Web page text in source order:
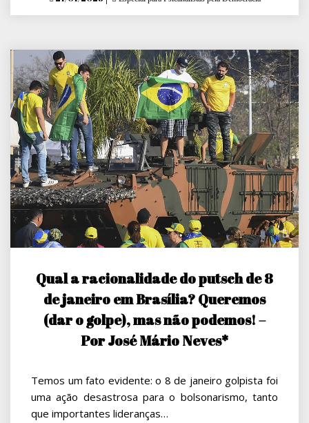
Qual a racionalidade do putsch de 8
de janeiro em Brasília? Queremos
(dar o golpe), mas não podemos! –
Por José Mário Neves*
Temos um fato evidente: o 8 de janeiro golpista foi
uma ação desastrosa para o bolsonarismo, tanto
que importantes lideranças…